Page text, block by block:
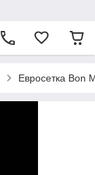
Евросетка Bon